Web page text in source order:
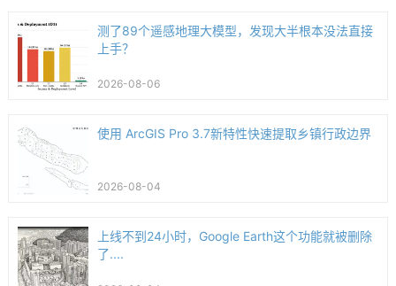
测了89个遥感地理大模型，发现大半根本没法直接
上手？
2026-08-06
使用 ArcGIS Pro 3.7新特性快速提取乡镇行政边界
2026-08-04
上线不到24小时，Google Earth这个功能就被删除
了....